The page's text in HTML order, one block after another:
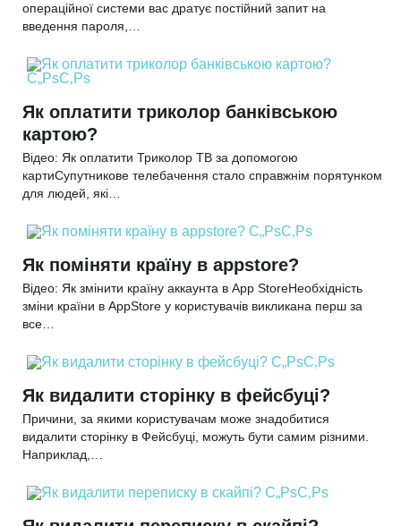
операційної системи вас дратує постійний запит на
введення пароля,…
Як оплатити триколор банківською
картою?
Відео: Як оплатити Триколор ТВ за допомогою
картиСупутникове телебачення стало справжнім порятунком
для людей, які…
Як поміняти країну в appstore?
Відео: Як змінити країну аккаунта в App StoreНеобхідність
зміни країни в AppStore у користувачів викликана перш за
все…
Як видалити сторінку в фейсбуці?
Причини, за якими користувачам може знадобитися
видалити сторінку в Фейсбуці, можуть бути самим різними.
Наприклад,…